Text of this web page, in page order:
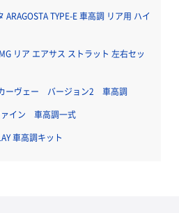
TYPE-E 車高調 リア用 ハイ
リア エアサス ストラット 左右セッ
ヴェー バージョン2 車高調
イン 車高調一式
車高調キット